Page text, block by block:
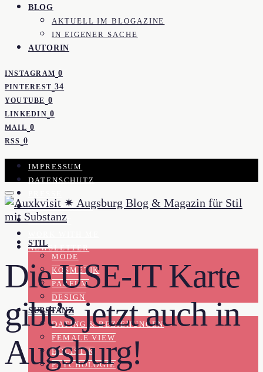
BLOG
AKTUELL IM BLOGAZINE
IN EIGENER SACHE
AUTORIN
INSTAGRAM 0
PINTEREST 34
YOUTUBE 0
LINKEDIN 0
MAIL 0
RSS 0
IMPRESSUM
DATENSCHUTZ
KOOPERATION
KONTAKT
NEWSLETTER
STIL
MODE
KOSMETIK
PARFUM
DESIGN
SUBSTANZ
DATING & BEZIEHUNGEN
FEMALE VIEW
HOLISTIK
PSYCHOLOGIE
Die USE-IT Karte
gibt’s jetzt auch in
Augsburg!